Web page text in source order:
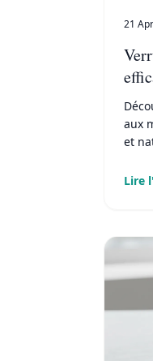
21
aux
et
Lire